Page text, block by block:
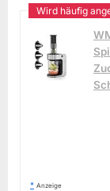
* Anzeige